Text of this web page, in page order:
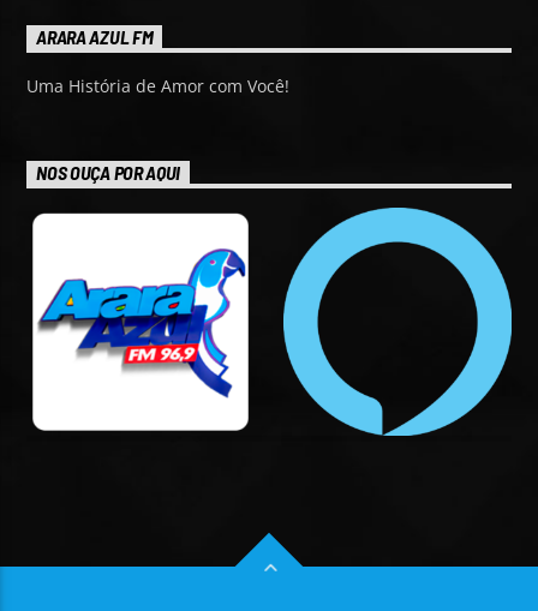
ARARA AZUL FM
Uma História de Amor com Você!
NOS OUÇA POR AQUI